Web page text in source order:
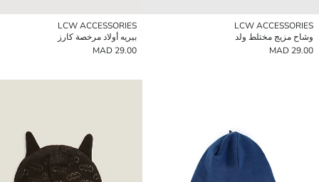
LCW ACCESSORIES
وشاح مزيج مختلط ولد
29.00 MAD
LCW ACCESSORIES
بيريه أولاد مرخصة كارز
29.00 MAD